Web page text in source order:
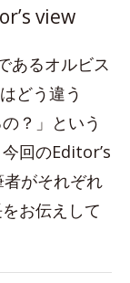
view
あるオルビス
どう違う
？」という
回のEditor’s
がそれぞれ
お伝えして